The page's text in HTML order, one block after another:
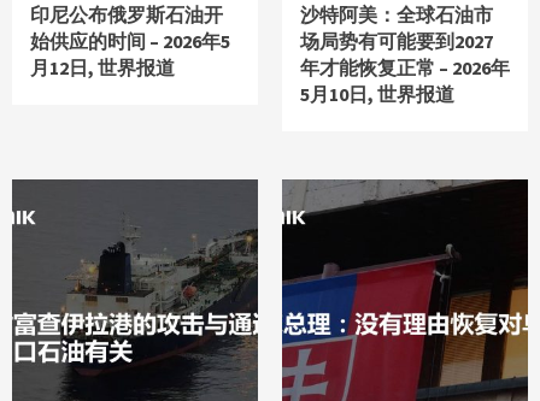
印尼公布俄罗斯石油开
始供应的时间 – 2026年5
月12日, 世界报道
沙特阿美：全球石油市
场局势有可能要到2027
年才能恢复正常 – 2026年
5月10日, 世界报道